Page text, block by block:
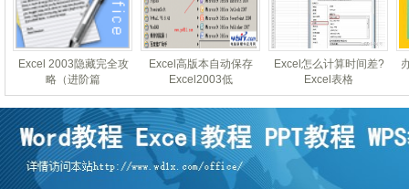
Excel 2003隐藏完全攻
略（进阶篇
Excel高版本自动保存
Excel2003低
Excel怎么计算时间差?
Excel表格